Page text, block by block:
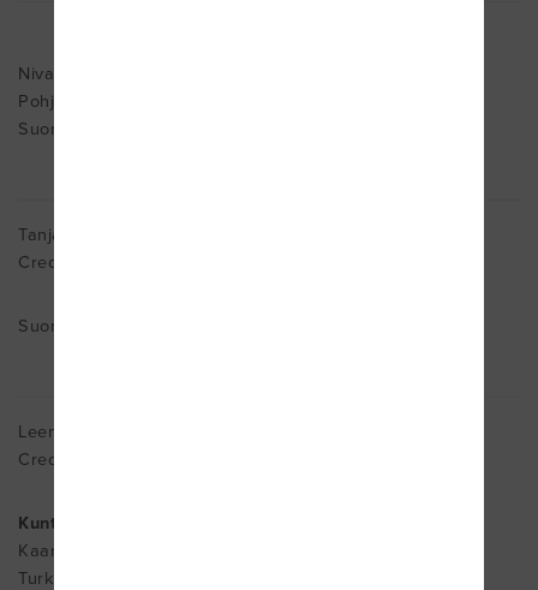
Nivala
Pohjois-Pohjanmaa 85500
Suomi
Tanja Langinen
Cred. MDT
Suomi
Leena Aaltonen
Cred. MDT
Kuntoutus- ja hyvinvointikeskus Variaatio Oy
Kaarningonkatu 2
Turku